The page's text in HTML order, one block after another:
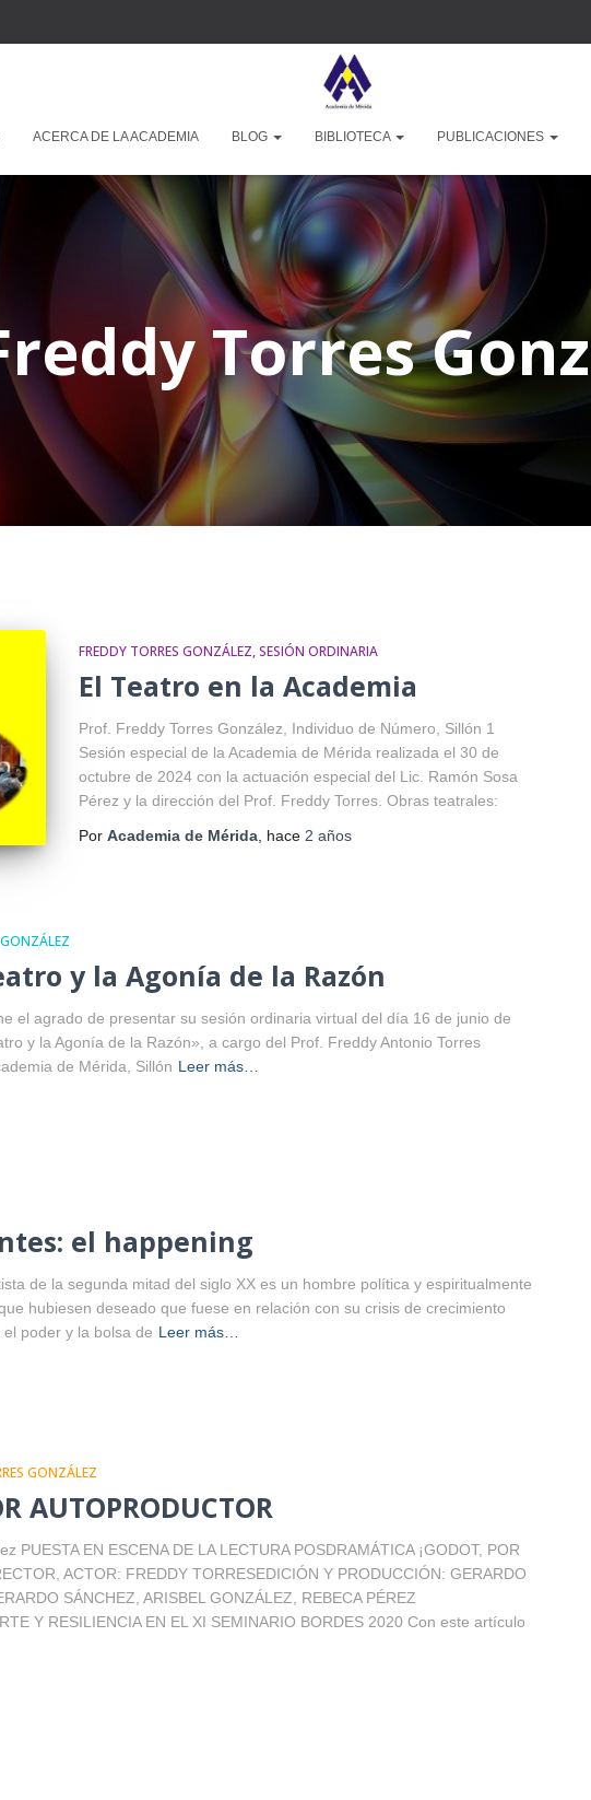
ACERCA DE LA ACADEMIA BLOG BIBLIOTECA PUBLICACIONES
Torres
FREDDY TORRES GONZÁLEZ SESIÓN ORDINARIA
El Teatro en la Academia
Prof. Freddy Torres González, Individuo de Número, Sillón 1
Sesión especial de la Academia de Mérida realizada el 30 de
octubre de 2024 con la actuación especial del Lic. Ramón Sosa
Pérez y la dirección del Prof. Freddy Torres. Obras teatrales:
Por Academia de Mérida , hace 2 años
y la Agonía de la Razón
el agrado de presentar su sesión ordinaria virtual del día 16 de junio de
y la Agonía de la Razón», a cargo del Prof. Freddy Antonio Torres
de Mérida, Sillón Leer más…
el happening
de la segunda mitad del siglo XX es un hombre política y espiritualmente
hubiesen deseado que fuese en relación con su crisis de crecimiento
poder y la bolsa de Leer más…
GONZÁLEZ
AUTOPRODUCTOR
PUESTA EN ESCENA DE LA LECTURA POSDRAMÁTICA ¡GODOT, POR
ACTOR: FREDDY TORRESEDICIÓN Y PRODUCCIÓN: GERARDO
SÁNCHEZ, ARISBEL GONZÁLEZ, REBECA PÉREZ
Y RESILIENCIA EN EL XI SEMINARIO BORDES 2020 Con este artículo